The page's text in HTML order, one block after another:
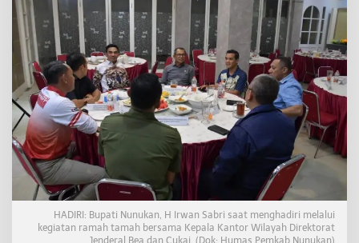
d
i
r
i
R
a
m
a
T
m
a
h
HADIRI: Bupati Nunukan, H Irwan Sabri saat menghadiri melalui
kegiatan ramah tamah bersama Kepala Kantor Wilayah Direktorat